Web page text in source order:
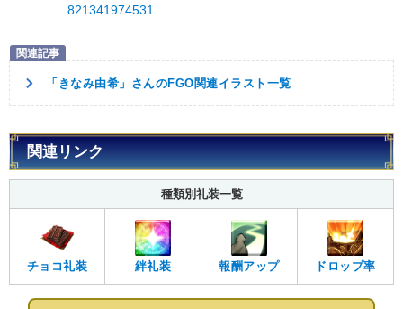
821341974531
「きなみ由希」さんのFGO関連イラスト一覧
関連リンク
種類別礼装一覧
チョコ礼装 絆礼装 報酬アップ ドロップ率